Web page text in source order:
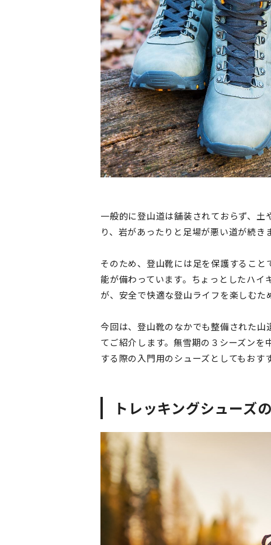
一般的に登山道は舗装されておらず、
り、岩があったりと足場が悪い道が続き
そのため、登山靴には足を保護するこ
能が備わっています。ちょっとしたハ
が、安全で快適な登山ライフを楽しむた
今回は、登山靴のなかでも整備された
てご紹介します。無雪期の３シーズン
する際の入門用のシューズとしてもおす
トレッキングシューズ